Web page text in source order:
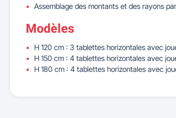
Assemblage des montants et des rayons
Modèles
H 120 cm : 3 tablettes horizontales avec
H 150 cm : 4 tablettes horizontales avec
H 180 cm : 4 tablettes horizontales avec